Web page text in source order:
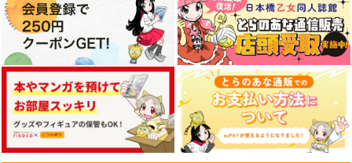
そう言ったことはな
い。
定時退社マスター
1,276円（税込）
アルハイゼン×カーヴェ
サンプル
あなたが神になるから
蜜
787円（税込）
アルハイゼン×カーヴェ
サンプル
Love me, I love you.
Pink Elephant
707円（税込）
アルハイゼン×カーヴェ
サンプル